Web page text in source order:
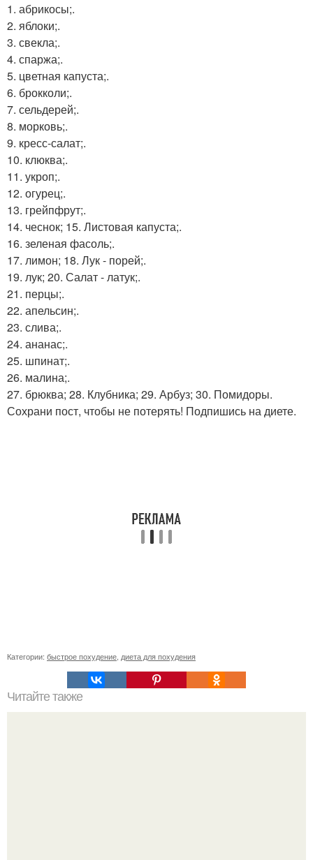
1. абрикосы;.
2. яблоки;.
3. свекла;.
4. спаржа;.
5. цветная капуста;.
6. брокколи;.
7. сельдерей;.
8. морковь;.
9. кресс-салат;.
10. клюква;.
11. укроп;.
12. огурец;.
13. грейпфрут;.
14. чеснок; 15. Листовая капуста;.
16. зеленая фасоль;.
17. лимон; 18. Лук - порей;.
19. лук; 20. Салат - латук;.
21. перцы;.
22. апельсин;.
23. слива;.
24. ананас;.
25. шпинат;.
26. малина;.
27. брюква; 28. Клубника; 29. Арбуз; 30. Помидоры.
Сохрани пост, чтобы не потерять! Подпишись на диете.
Категории: быстрое похудение, диета для похудения
Читайте также